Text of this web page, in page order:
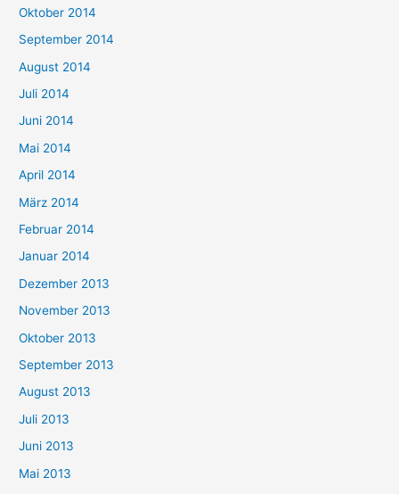
Oktober 2014
September 2014
August 2014
Juli 2014
Juni 2014
Mai 2014
April 2014
März 2014
Februar 2014
Januar 2014
Dezember 2013
November 2013
Oktober 2013
September 2013
August 2013
Juli 2013
Juni 2013
Mai 2013